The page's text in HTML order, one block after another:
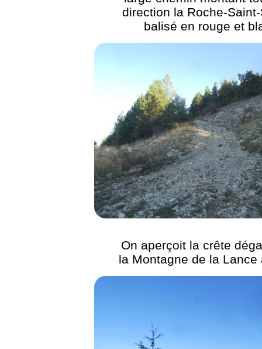
direction la Roche-
balisé en rouge et
On aperçoit la crête
la Montagne de la Lance